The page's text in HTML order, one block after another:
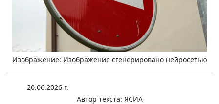
Изображение: Изображение сгенерировано нейросетью
20.06.2026 г.
Автор текста: ЯСИА